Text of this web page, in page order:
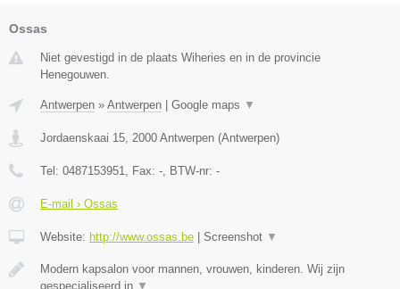
Ossas
Niet gevestigd in de plaats Wiheries en in de provincie
Henegouwen.
Antwerpen » Antwerpen | Google maps ▼
Jordaenskaai 15 2000 Antwerpen (Antwerpen)
Tel: 0487153951 , Fax: - , BTW-nr: -
E-mail › Ossas
Website: http://www.ossas.be | Screenshot ▼
Modern kapsalon voor mannen, vrouwen, kinderen. Wij zijn
gespecialiseerd in ▼